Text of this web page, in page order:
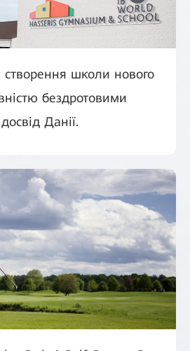
створення школи нового
бездротовими
Данії.